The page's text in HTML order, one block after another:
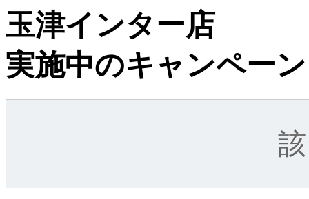
玉津インター店
実施中のキャンペーン